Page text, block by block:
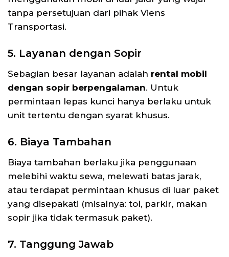
tanpa persetujuan dari pihak Viens
Transportasi.
5. Layanan dengan Sopir
Sebagian besar layanan adalah rental mobil
dengan sopir berpengalaman. Untuk
permintaan lepas kunci hanya berlaku untuk
unit tertentu dengan syarat khusus.
6. Biaya Tambahan
Biaya tambahan berlaku jika penggunaan
melebihi waktu sewa, melewati batas jarak,
atau terdapat permintaan khusus di luar paket
yang disepakati (misalnya: tol, parkir, makan
sopir jika tidak termasuk paket).
7. Tanggung Jawab